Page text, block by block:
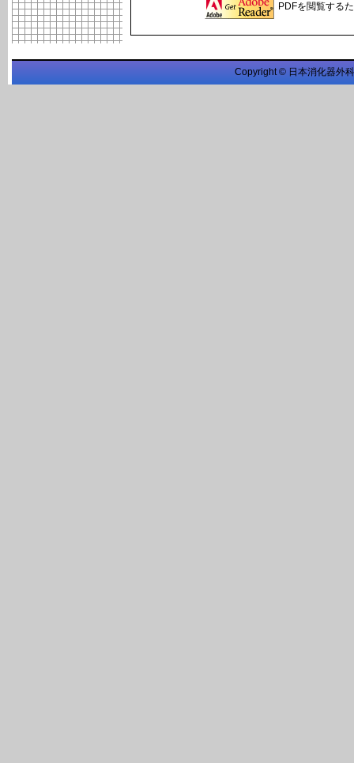
PDFを閲覧する
Copyright © 日本消化器外